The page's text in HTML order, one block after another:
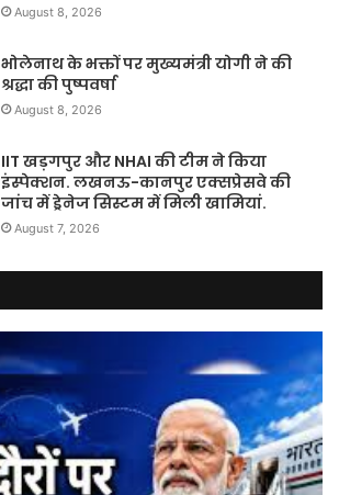
August 8, 2026
भोलेनाथ के भक्तों पर मुख्यमंत्री योगी ने की
श्रद्धा की पुष्पवर्षा
August 8, 2026
IIT खड़गपुर और NHAI की टीम ने किया
इंस्पेक्शन. लखनऊ-कानपुर एक्सप्रेसवे की
जांच में ड्रेनेज सिस्टम में मिली खामियां.
August 7, 2026